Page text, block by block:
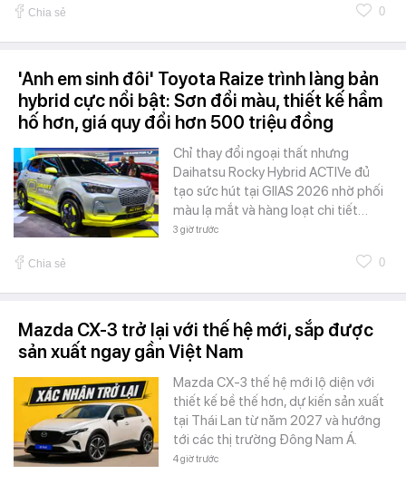
Chia sẻ 0
'Anh em sinh đôi' Toyota Raize trình làng bản
hybrid cực nổi bật: Sơn đổi màu, thiết kế hầm
hố hơn, giá quy đổi hơn 500 triệu đồng
Chỉ thay đổi ngoại thất nhưng
Daihatsu Rocky Hybrid ACTIVe đủ
tạo sức hút tại GIIAS 2026 nhờ phối
màu lạ mắt và hàng loạt chi tiết…
3 giờ trước
Chia sẻ 0
Mazda CX-3 trở lại với thế hệ mới, sắp được
sản xuất ngay gần Việt Nam
Mazda CX-3 thế hệ mới lộ diện với
thiết kế bề thế hơn, dự kiến sản xuất
tại Thái Lan từ năm 2027 và hướng
tới các thị trường Đông Nam Á.
4 giờ trước